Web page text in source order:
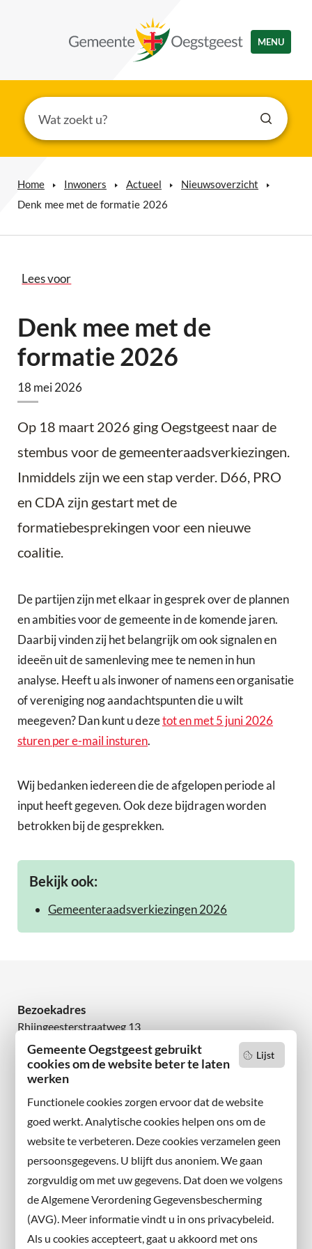
Lijst
Gemeente Oegstgeest gebruikt
cookies om de website beter te laten
werken
Functionele cookies zorgen ervoor dat de website
goed werkt. Analytische cookies helpen ons om de
website te verbeteren. Deze cookies verzamelen geen
persoonsgegevens. U blijft dus anoniem. We gaan
zorgvuldig om met uw gegevens. Dat doen we volgens
de Algemene Verordening Gegevensbescherming
(AVG). Meer informatie vindt u in ons privacybeleid.
Als u cookies accepteert, gaat u akkoord met ons
MENU
Home Inwoners Actueel
Nieuwsoverzicht
Denk mee met de formatie 2026
Lees voor
Denk mee met de
formatie 2026
18 mei 2026
Op 18 maart 2026 ging Oegstgeest naar de
stembus voor de gemeenteraadsverkiezingen.
Inmiddels zijn we een stap verder. D66, PRO
en CDA zijn gestart met de
formatiebesprekingen voor een nieuwe
coalitie.
De partijen zijn met elkaar in gesprek over de plannen
en ambities voor de gemeente in de komende jaren.
Daarbij vinden zij het belangrijk om ook signalen en
ideeën uit de samenleving mee te nemen in hun
analyse. Heeft u als inwoner of namens een organisatie
of vereniging nog aandachtspunten die u wilt
meegeven? Dan kunt u dezetot en met 5 juni 2026
sturen per e-mail insturen.
Wij bedanken iedereen die de afgelopen periode al
input heeft gegeven. Ook deze bijdragen worden
betrokken bij de gesprekken.
Bekijk ook:
Gemeenteraadsverkiezingen 2026
Bezoekadres
Rhijngeesterstraatweg 13
2342 AN Oegstgeest
Wilt u niets missen?
en volg ons ook op sociale media.
Facebook
X
Instagram
Contact met de gemeente